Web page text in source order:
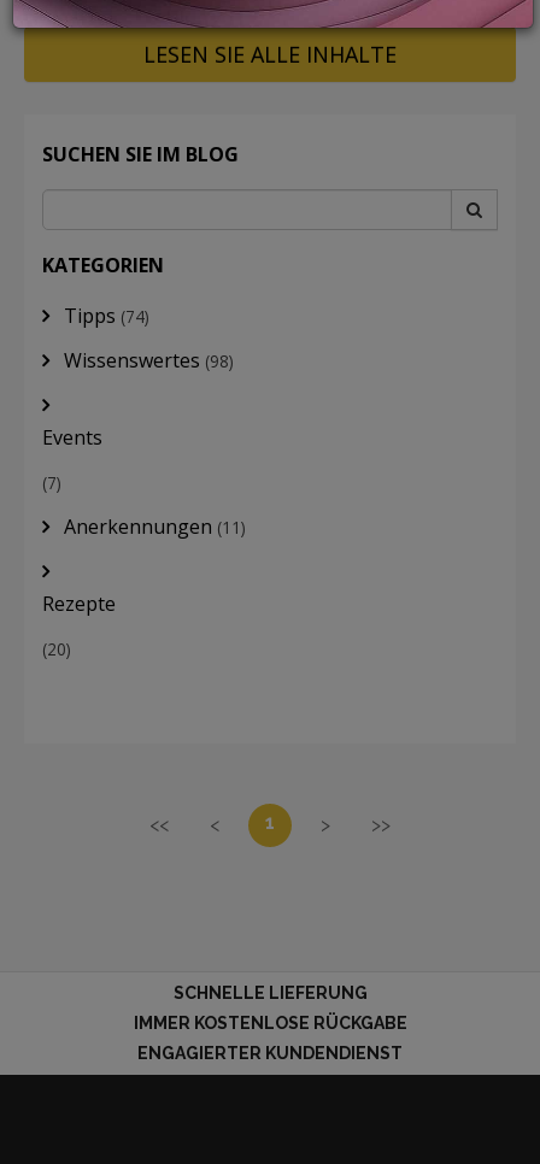
LESEN SIE ALLE INHALTE
SUCHEN SIE IM BLOG
KATEGORIEN
Tipps (74)
Wissenswertes (98)
Events
(7)
Anerkennungen (11)
Rezepte
(20)
<< < 1 > >>
SCHNELLE LIEFERUNG
IMMER KOSTENLOSE RÜCKGABE
ENGAGIERTER KUNDENDIENST